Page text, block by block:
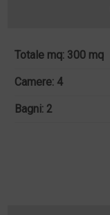
Totale mq: 300 mq
Camere: 4
Bagni: 2